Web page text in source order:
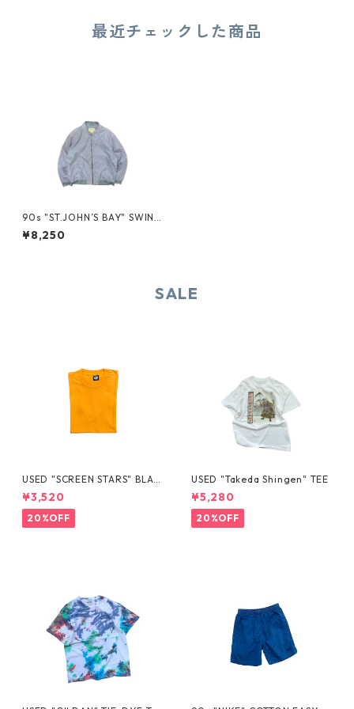
最近チェックした商品
90s "ST.JOHN’S BAY" SWING
TOP JACKET
¥8,250
SALE
USED "SCREEN STARS" BLAN
K TEE
¥3,520
20%OFF
USED "Takeda Shingen" TEE
¥5,280
20%OFF